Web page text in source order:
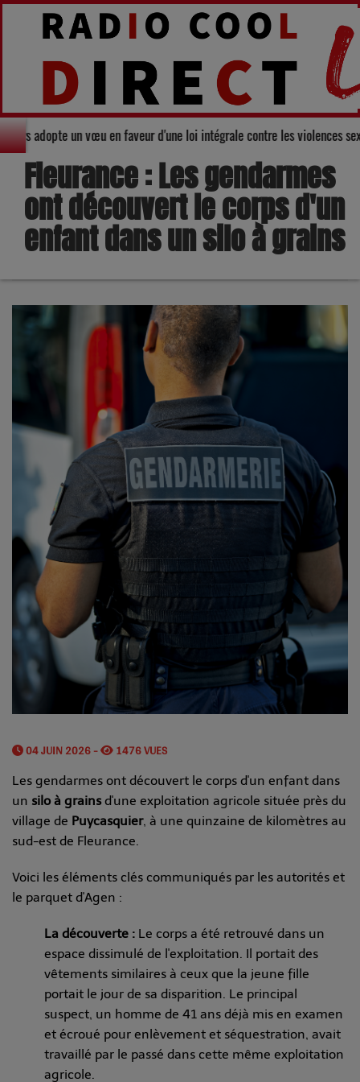
départemental du Gers adopte un vœu en faveur d'une loi intégrale
Fleurance : Les gendarmes
ont découvert le corps d'un
enfant dans un silo à grains
04 JUIN 2026 - 1476 VUES
Les gendarmes ont découvert le corps d'un enfant dans
un silo à grainsd'une exploitation agricole située près du
village de Puycasquier, à une quinzaine de kilomètres au
sud-est de Fleurance.
Voici les éléments clés communiqués par les autorités et
le parquet d'Agen :
La découverte : Le corps a été retrouvé dans un
espace dissimulé de l'exploitation. Il portait des
vêtements similaires à ceux que la jeune fille
portait le jour de sa disparition. Le principal
suspect, un homme de 41 ans déjà mis en examen
et écroué pour enlèvement et séquestration, avait
travaillé par le passé dans cette même exploitation
agricole.